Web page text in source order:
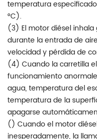
temperatura
°C).
(3) El motor diésel
durante la entrada de
velocidad y pérdida de
(4) Cuando la carretilla
funcionamiento
agua, temperatura del
temperatura de la
apagarse
() Cuando el motor
inesperadamente, la